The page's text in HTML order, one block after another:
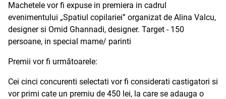
Machetele vor fi expuse in premiera in cadrul
evenimentului „Spatiul copilariei” organizat de Alina Valcu,
designer si Omid Ghannadi, designer. Target - 150
persoane, in special mame/ parinti
Premii vor fi următoarele:
Cei cinci concurenti selectati vor fi considerati castigatori si
vor primi cate un premiu de 450 lei, la care se adauga o